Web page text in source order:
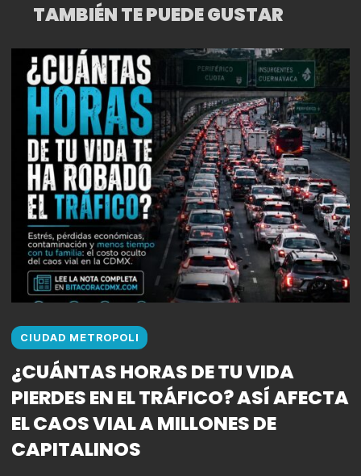
TAMBIÉN TE PUEDE GUSTAR
CIUDAD METROPOLI
¿CUÁNTAS HORAS DE TU VIDA
PIERDES EN EL TRÁFICO? ASÍ AFECTA
EL CAOS VIAL A MILLONES DE
CAPITALINOS